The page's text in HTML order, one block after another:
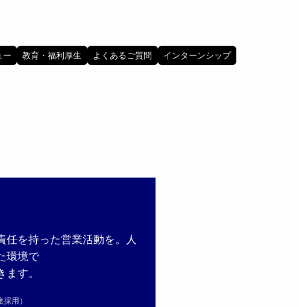
ー 教育・福利厚生 よくあるご質問
インターンシップ
任を持った営業活動を。人
環境で
す。
用）